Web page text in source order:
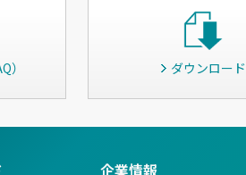
） ダウンロード
企業情報